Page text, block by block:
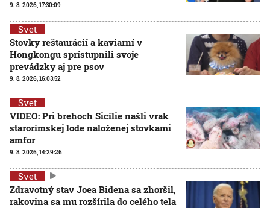
9. 8. 2026, 17:30:09
Svet
Stovky reštaurácií a kaviarní v
Hongkongu sprístupnili svoje
prevádzky aj pre psov
9. 8. 2026, 16:03:52
Svet
VIDEO: Pri brehoch Sicílie našli vrak
starorímskej lode naloženej stovkami
amfor
9. 8. 2026, 14:29:26
Svet
Zdravotný stav Joea Bidena sa zhoršil,
rakovina sa mu rozšírila do celého tela